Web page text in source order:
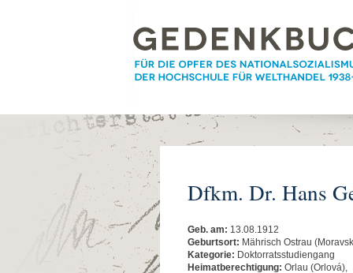
Dfkm. Dr. Hans
Geb. am: 13.08.1912
Geburtsort: Mährisch Ostrau
Kategorie: Doktorratsstudiengang
Heimatberechtigung: Orlau (Orlová),